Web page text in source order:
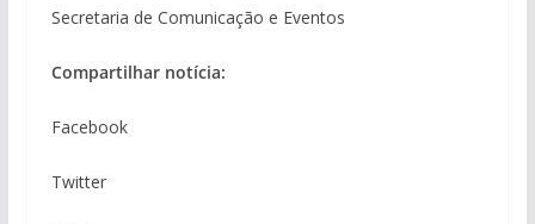
Secretaria de Comunicação e Eventos
Compartilhar notícia:
Facebook
Twitter